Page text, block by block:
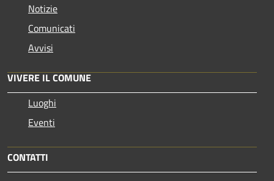
Notizie
Comunicati
Avvisi
VIVERE IL COMUNE
Luoghi
Eventi
CONTATTI